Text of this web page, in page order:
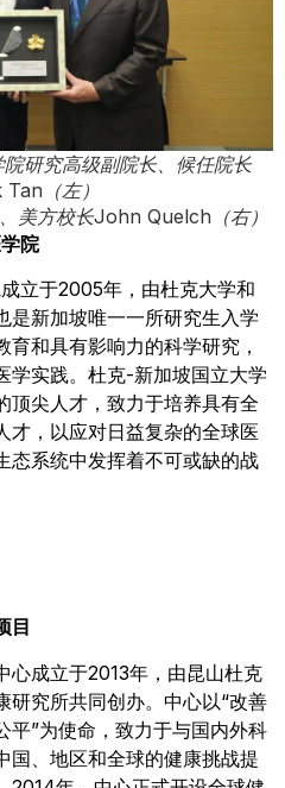
研究高级副院长、候任院长
（左）
美方校长John Quelch（右）
院
立于2005年，由杜克大学和
是新加坡唯一一所研究生入学
和具有影响力的科学研究，
学实践。杜克-新加坡国立大学
顶尖人才，致力于培养具有全
才，以应对日益复杂的全球医
态系统中发挥着不可或缺的战
目
心成立于2013年，由昆山杜克
研究所共同创办。中心以“改善
平”为使命，致力于与国内外科
国、地区和全球的健康挑战提